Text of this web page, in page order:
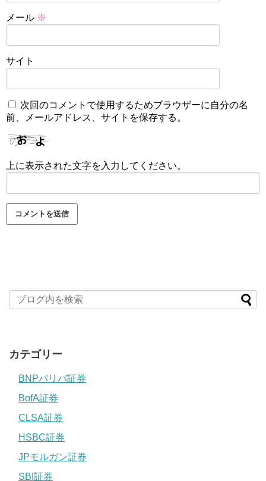
メール ※
サイト
次回のコメントで使用するためブラウザーに自分の名
前、メールアドレス、サイトを保存する。
上に表示された文字を入力してください。
カテゴリー
BNPパリバ証券
BofA証券
CLSA証券
HSBC証券
JPモルガン証券
SBI証券